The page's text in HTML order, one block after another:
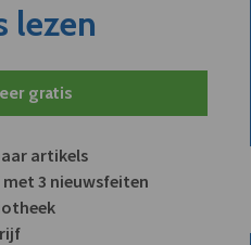
lezen
gratis
artikels
3 nieuwsfeiten